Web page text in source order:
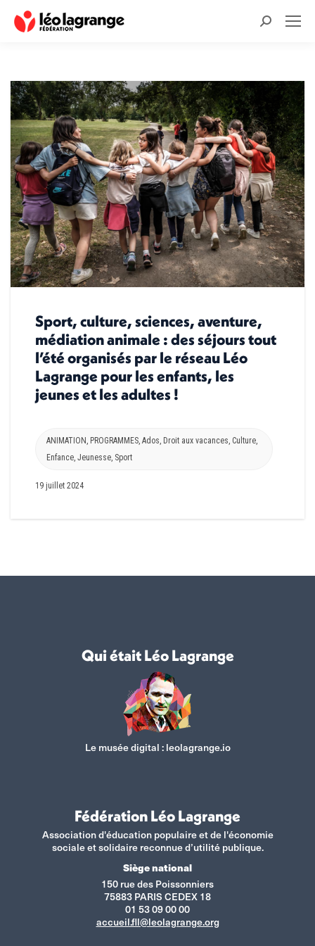
Recherche
Sport, culture, sciences, aventure,
médiation animale : des séjours tout
l’été organisés par le réseau Léo
Lagrange pour les enfants, les
jeunes et les adultes !
ANIMATION, PROGRAMMES, Ados, Droit aux vacances, Culture,
Enfance, Jeunesse, Sport
19 juillet 2024
Qui était Léo Lagrange
Le musée digital : leolagrange.io
Fédération Léo Lagrange
Association d'éducation populaire et de l'économie
sociale et solidaire reconnue d’utilité publique.
Siège national
150 rue des Poissonniers
75883 PARIS CEDEX 18
01 53 09 00 00
accueil.fll@leolagrange.org